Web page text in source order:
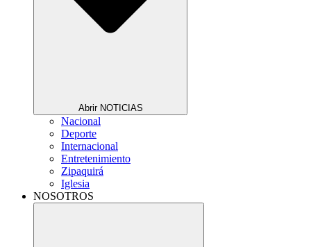
Abrir NOTICIAS
Nacional
Deporte
Internacional
Entretenimiento
Zipaquirá
Iglesia
NOSOTROS